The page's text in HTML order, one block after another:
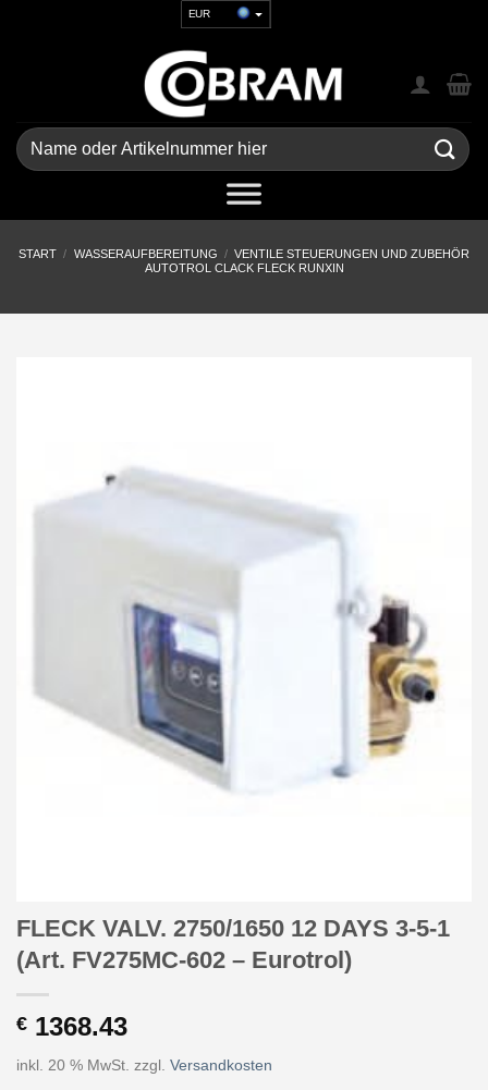
EUR
GBP
CHF
UAH
Suchen
nach:
START / WASSERAUFBEREITUNG / VENTILE STEUERUNGEN UND ZUBEHÖR
AUTOTROL CLACK FLECK RUNXIN
FLECK VALV. 2750/1650 12 DAYS 3-5-1
(Art. FV275MC-602 – Eurotrol)
€ 1368.43
inkl. 20 % MwSt. zzgl. Versandkosten